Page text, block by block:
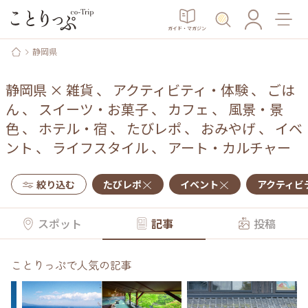
ガイド・マガジン
静岡県
静岡県 × 雑貨 、 アクティビティ・体験、
ごは
ん 、 スイーツ・お菓子、 カフェ 、 風景・景
色、 ホテル・宿 、 たびレポ 、 おみやげ 、 イベ
ント 、 ライフスタイル、 アート・カルチャー
絞り込む たびレポ イベント アクティビ
スポット 記事 投稿
ことりっぷで人気の記事